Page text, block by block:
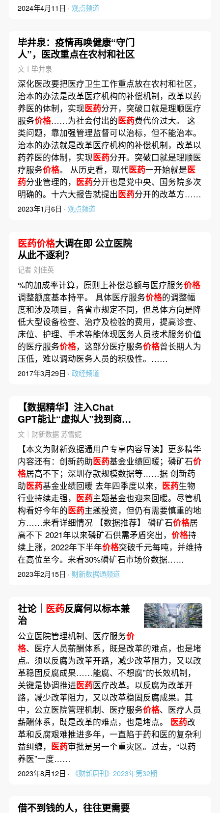
2024年4月11日 · 观点频道
毕井泉：疫情再唤健康“守门
人”，医改重点在农村和社区
文丨毕井泉
深化医改要把医疗卫生工作重点放在农村和社区，
治本的办法是改革医疗机构的补偿机制，改革以药
养医的体制，实现医药分开，突破口就是理顺医疗
服务价格……为社会付出的医药费代价过大。 这
类问题，靠加强管理监督可以治标，但不能治本。
治本的办法就是改革医疗机构的补偿机制，改革以
药养医的体制，实现医药分开。突破口就是理顺医
疗服务价格。 从历史看，现代医药一开始就是医
药分业管理的， 医药分开也是党中央、国务院多次
明确的。十六大报告就提出医药分开的改革方……
2023年1月6日 · 观点频道
医药价格大调在即 公立医院
从此不逐利？
记者 刘佳英
%的加成率计算，原则上补偿总额与医疗服务价格
调整额度基本持平。 具体医疗服务价格的调整幅
度和涉及项目，各省市规定不同，但总体方向是降
低大型设备检查、治疗及检验的费用，提高诊查、
床位、护理、手术等能体现医务人员技术服务价值
的医疗服务价格，这部分医疗服务价格曾长期人为
压低，难以调动医务人员的积极性。……
2017年3月29日 · 政经频道
【数据精华】注入Chat
GPT能让“虚拟人”找到商机
吗/奢侈品业对2023年复苏信
心满满
文｜财新数据 苏雪妮
【本文为财新数据通用户专享内容导读】更多精华
内容还有：创新药助医药基金业绩回暖；磷矿石价
格居高不下；深圳存款规模数据等……据 创新药
助医药基金业绩回暖 去年四季度以来， 医药生物
行业持续走强， 医药主题基金也迎来回暖。尽管机
构看好今年的医药主题投资，但仍有需要慎重的地
方……来看详细情况 【数据推荐】 磷矿石价格居
高不下 2021年以来磷矿石供需矛盾突出， 价格持
续上涨，2022年下半年价格突破千元每吨，并维持
在高位至今。来看30%磷矿石市场价数据……
2023年2月15日 · 财新数据通频道
社论｜ 医药反腐何以标本兼
治
公立医院管理机制、医疗服务价
格、医疗人员薪酬体系，既是改革的难点，也是堵
点。须以反腐为改革开路，减少改革阻力，又以改
革稳固反腐成果……能腐、不想腐”的长效机制，
关键是协调推进医药医疗改革。以反腐为改革开
路，减少改革阻力，又以改革稳固反腐成果。其
中，公立医院管理机制、医疗服务价格、医疗人员
薪酬体系，既是改革的难点，也是堵点。 医药改
革和反腐艰难推进多年，一直陷于药和医的复杂利
益纠缠， 医药审批是另一个重灾区。过去，“以药
养医”一度……
2023年8月12日 · 《财新周刊》2023年第32期
借不到钱的人，往往更需要